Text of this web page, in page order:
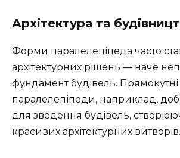
Архітектура та
Форми паралелепіпеда часто
архітектурних рішень — наче
фундамент будівель. Прямокутні
паралелепіпеди, наприклад,
для зведення будівель,
красивих архітектурних витворів.